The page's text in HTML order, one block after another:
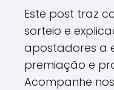
Este post traz
sorteio e
apostadores a
premiação e
Acompanhe